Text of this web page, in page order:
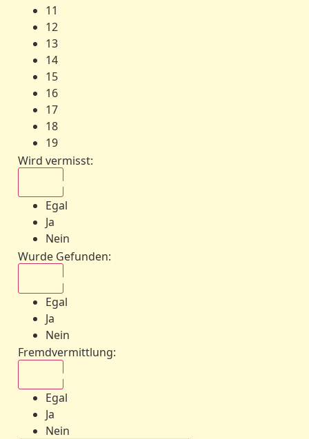
11
12
13
14
15
16
17
18
19
Wird vermisst:
Egal
Ja
Nein
Wurde Gefunden:
Egal
Ja
Nein
Fremdvermittlung:
Egal
Ja
Nein